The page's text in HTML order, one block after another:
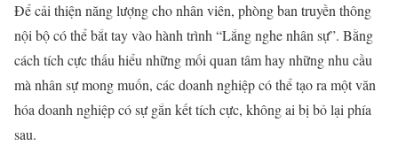
Để cải thiện năng lượng cho nhân viên, phòng ban truyền thông
nội bộ có thể bắt tay vào hành trình “Lắng nghe nhân sự”. Bằng
cách tích cực thấu hiểu những mối quan tâm hay những nhu cầu
mà nhân sự mong muốn, các doanh nghiệp có thể tạo ra một văn
hóa doanh nghiệp có sự gắn kết tích cực, không ai bị bỏ lại phía
sau.